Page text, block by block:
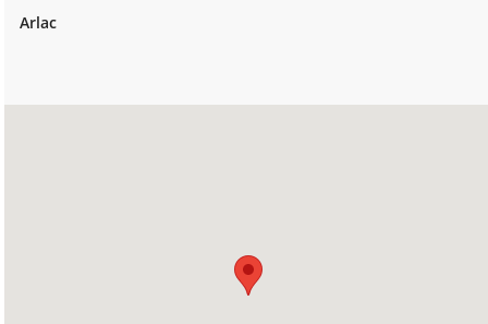
Arlac